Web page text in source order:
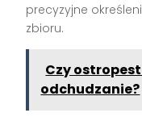
precyzyjne
zbioru.
Czy
odchudzanie?